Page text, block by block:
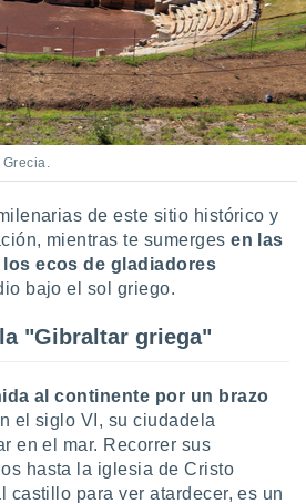
de este sitio histórico y
mientras te sumergesen las
los ecos de gladiadores
bajo el sol griego.
"Gibraltar griega"
al continente por un brazo
el siglo VI, su ciudadela
en el mar. Recorrer sus
hasta la iglesia de Cristo
castillo para ver atardecer, es un